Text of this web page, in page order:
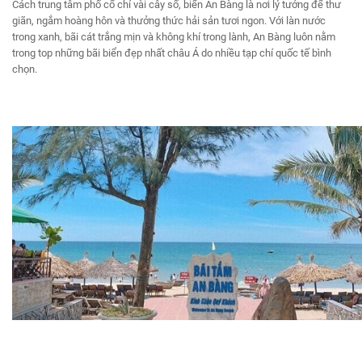
Cách trung tâm phố cổ chỉ vài cây số, biển An Bàng là nơi lý tưởng để thư
giãn, ngắm hoàng hôn và thưởng thức hải sản tươi ngon. Với làn nước
trong xanh, bãi cát trắng mịn và không khí trong lành, An Bàng luôn nằm
trong top những bãi biển đẹp nhất châu Á do nhiều tạp chí quốc tế bình
chọn.